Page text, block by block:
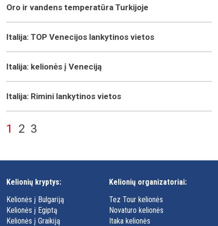
Oro ir vandens temperatūra Turkijoje
Italija: TOP Venecijos lankytinos vietos
Italija: kelionės į Veneciją
Italija: Rimini lankytinos vietos
1 2 3
Kelionių kryptys:
Kelionės į Bulgariją
Kelionės į Egiptą
Kelionės į Graikiją
Kelionių organizatoriai:
Tez Tour kelionės
Novaturo kelionės
Itaka kelionės